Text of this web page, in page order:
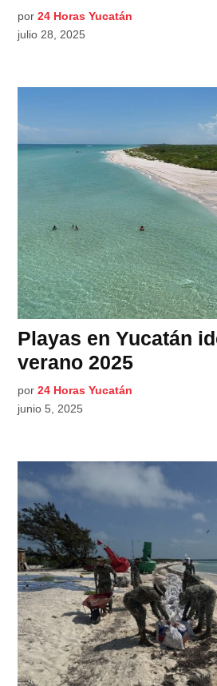
por 24 Horas Yucatán
julio 28, 2025
Playas en Yucatán
verano 2025
por 24 Horas Yucatán
junio 5, 2025